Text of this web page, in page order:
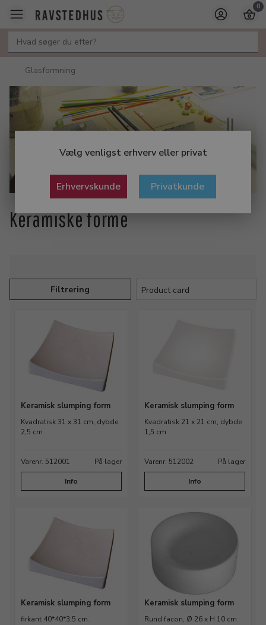
Vælg venligst erhverv eller privat
Erhvervskunde Privatkunde
0
Glasformning
Keramiske forme
Filtrering
Keramisk slumping form
Kvadratisk 31 x 31 cm, dybde
2,5 cm
Varenr. 512001 På lager
Info
Keramisk slumping form
Kvadratisk 21 x 21 cm, dybde
1,5 cm
Varenr. 512002 På lager
Info
Keramisk slumping form
firkant 40*40*3,5 cm.
Keramisk slumping form
Rund facon, Ø 26 x H 10 cm